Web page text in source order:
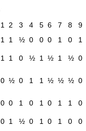
1 2 3 4 5 6 7 8
9
1 1 ½ 0 0 0 1 0 1
1 1 0 ½ 1 ½ 1 ½ 0
0 ½ 0 1 1 ½ ½ ½ 0
0 0 1 0 1 0 1 1 0
0 1 ½ 0 1 0 1 0 0